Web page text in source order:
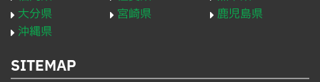
大分県
宮崎県
鹿児島県
沖縄県
SITEMAP